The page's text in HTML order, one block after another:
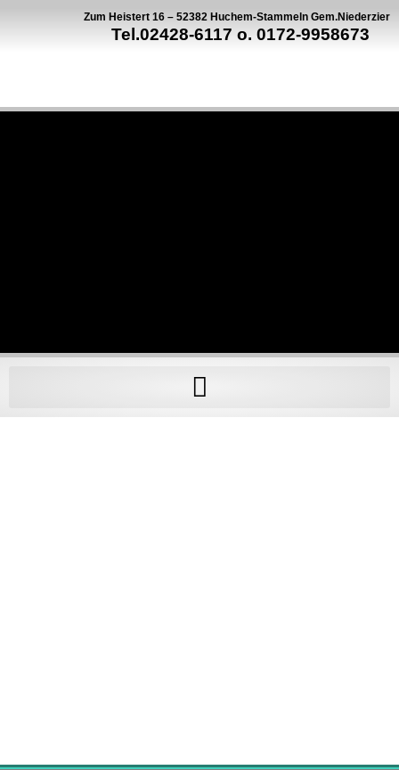
Zum Heistert 16 – 52382 Huchem-Stammeln Gem.Niederzier
Tel.02428-6117 o. 0172-9958673